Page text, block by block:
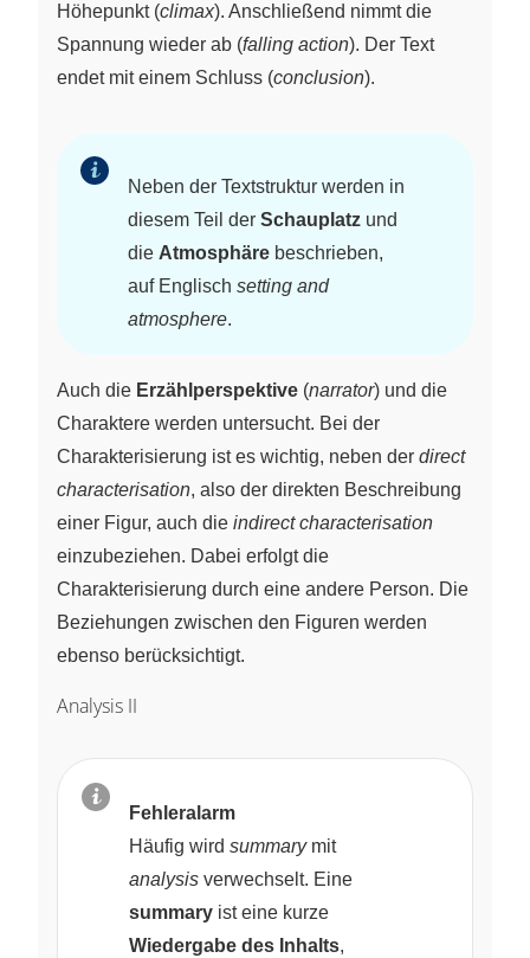
Höhepunkt (climax). Anschließend nimmt die
Spannung wieder ab (falling action). Der Text
endet mit einem Schluss (conclusion).
Neben der Textstruktur werden in
diesem Teil der Schauplatz und
die Atmosphäre beschrieben,
auf Englisch setting and
atmosphere.
Auch die Erzählperspektive (narrator) und die
Charaktere werden untersucht. Bei der
Charakterisierung ist es wichtig, neben der direct
characterisation, also der direkten Beschreibung
einer Figur, auch die indirect characterisation
einzubeziehen. Dabei erfolgt die
Charakterisierung durch eine andere Person. Die
Beziehungen zwischen den Figuren werden
ebenso berücksichtigt.
Analysis II
Fehleralarm
Häufig wird summarymit
analysis verwechselt. Eine
summary ist eine kurze
Wiedergabe des Inhalts,